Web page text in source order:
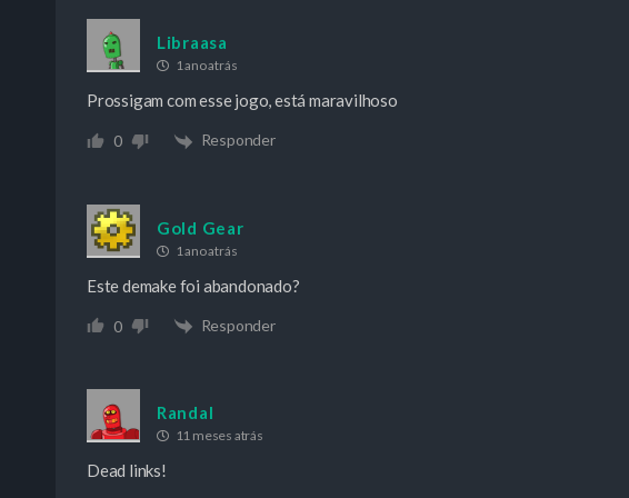
Libraasa
1 ano atrás
Prossigam com esse jogo, está maravilhoso
0 Responder
Gold Gear
1 ano atrás
Este demake foi abandonado?
0 Responder
Randal
11 meses atrás
Dead links!